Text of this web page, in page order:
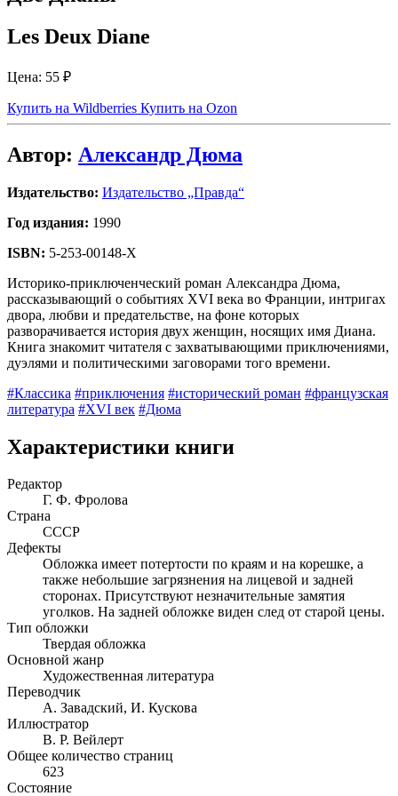
Les Deux Diane
Цена: 55 ₽
Купить на Wildberries Купить на Ozon
Автор: Александр Дюма
Издательство: Издательство „Правда“
Год издания: 1990
ISBN: 5-253-00148-Х
Историко-приключенческий роман Александра Дюма,
рассказывающий о событиях XVI века во Франции, интригах
двора, любви и предательстве, на фоне которых
разворачивается история двух женщин, носящих имя Диана.
Книга знакомит читателя с захватывающими приключениями,
дуэлями и политическими заговорами того времени.
#Классика #приключения #исторический роман #французская
литература #XVI век #Дюма
Характеристики книги
Редактор
Г. Ф. Фролова
Страна
СССР
Дефекты
Обложка имеет потертости по краям и на корешке, а
также небольшие загрязнения на лицевой и задней
сторонах. Присутствуют незначительные замятия
уголков. На задней обложке виден след от старой цены.
Тип обложки
Твердая обложка
Основной жанр
Художественная литература
Переводчик
А. Завадский, И. Кускова
Иллюстратор
В. Р. Вейлерт
Общее количество страниц
623
Состояние